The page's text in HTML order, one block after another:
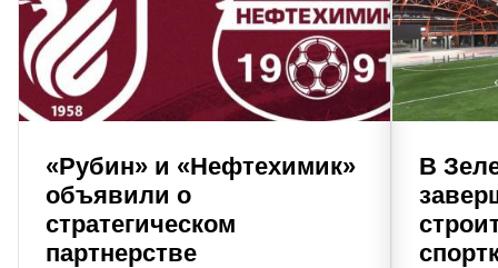
«Рубин» и «Нефтехимик»
объявили о
стратегическом
партнерстве
В